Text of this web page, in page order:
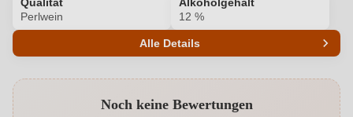
Perlwein
12 %
Alle Details
Alkoholgehalt in % 12 %
Noch keine Bewertungen